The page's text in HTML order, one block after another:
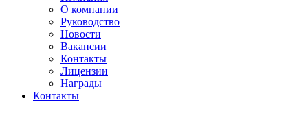
О компании
Руководство
Новости
Вакансии
Контакты
Лицензии
Награды
Контакты